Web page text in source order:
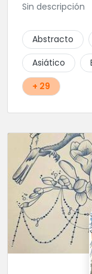
Sin descripción
Abstracto
Asiático
+ 29